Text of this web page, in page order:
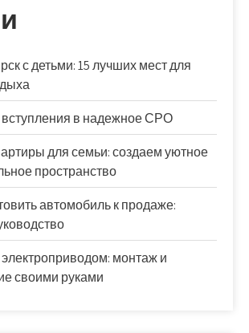
с детьми: 15 лучших мест для
в надежное СРО
для семьи: создаем уютное
пространство
автомобиль к продаже:
монтаж и
своими руками